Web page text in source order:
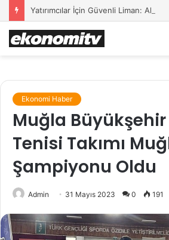
Yatırımcılar İçin Güvenli Liman: Altın
Ekonomi Haber
Muğla
Tenisi Takımı
Şampiyonu Oldu
Admin 31 Mayıs 2023 0 191